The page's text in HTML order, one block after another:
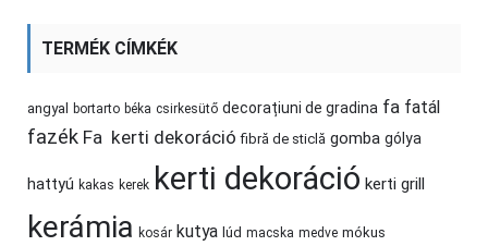
TERMÉK CÍMKÉK
angyal bortarto béka csirkesütő decorațiuni de gradina fa fatál
fazék Fa kerti dekoráció fibră de sticlă gomba gólya
hattyú kakas kerek kerti dekoráció kerti grill
kerámia kosár kutya lúd macska medve mókus